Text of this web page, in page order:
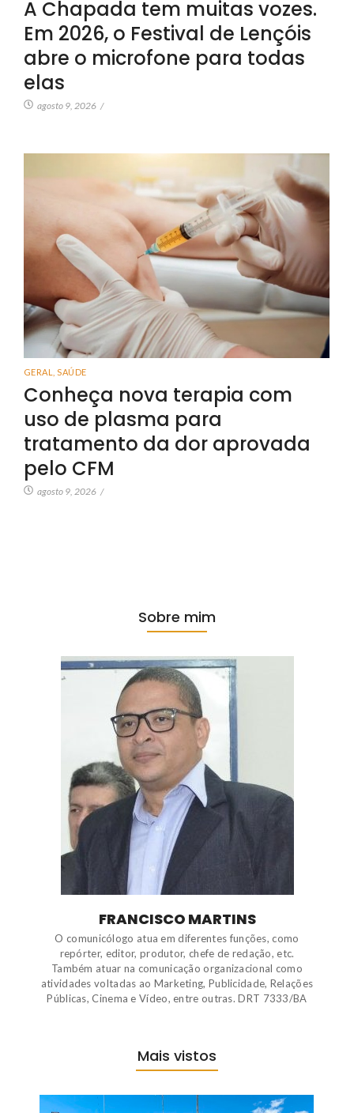
A Chapada tem muitas vozes.
Em 2026, o Festival de Lençóis
abre o microfone para todas
elas
agosto 9, 2026 /
GERAL SAÚDE
Conheça nova terapia com
uso de plasma para
tratamento da dor aprovada
pelo CFM
agosto 9, 2026 /
Sobre mim
FRANCISCO MARTINS
O comunicólogo atua em diferentes funções, como
repórter, editor, produtor, chefe de redação, etc.
Também atuar na comunicação organizacional como
atividades voltadas ao Marketing, Publicidade, Relações
Públicas, Cinema e Vídeo, entre outras. DRT 7333/BA
Mais vistos